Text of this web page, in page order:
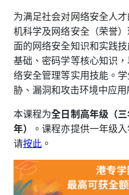
为满足社会对网络安全人
机科学及网络安全（荣誉
面的网络安全知识和实践
基础、密码学等核心知识
络安全管理等实用技能。
胁、漏洞和攻击环境中应
本课程为全日制高年级（
年）
。课程亦提供一年级
请按此 。